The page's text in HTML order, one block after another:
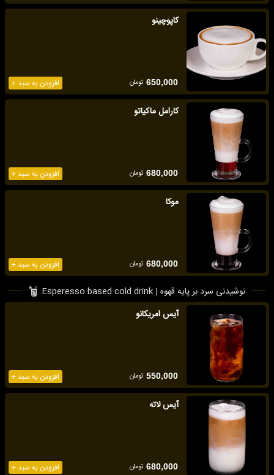
کاپوچینو
افزودن به سبد + 650,000 تومان
کارامل ماکیاتو
افزودن به سبد + 680,000 تومان
موکا
افزودن به سبد + 680,000 تومان
نوشیدنی سرد بر پایه قهوه | Esperesso based cold drink
آیس امریکانو
افزودن به سبد + 550,000 تومان
آیس لاته
افزودن به سبد + 680,000 تومان